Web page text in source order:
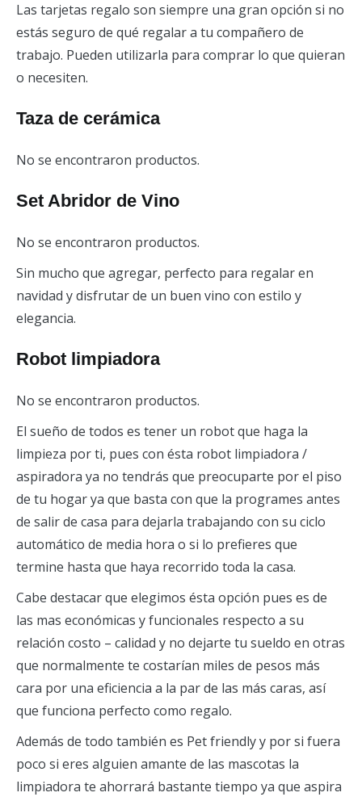
Las tarjetas regalo son siempre una gran opción si no
estás seguro de qué regalar a tu compañero de
trabajo. Pueden utilizarla para comprar lo que quieran
o necesiten.
Taza de cerámica
No se encontraron productos.
Set Abridor de Vino
No se encontraron productos.
Sin mucho que agregar, perfecto para regalar en
navidad y disfrutar de un buen vino con estilo y
elegancia.
Robot limpiadora
No se encontraron productos.
El sueño de todos es tener un robot que haga la
limpieza por ti, pues con ésta robot limpiadora /
aspiradora ya no tendrás que preocuparte por el piso
de tu hogar ya que basta con que la programes antes
de salir de casa para dejarla trabajando con su ciclo
automático de media hora o si lo prefieres que
termine hasta que haya recorrido toda la casa.
Cabe destacar que elegimos ésta opción pues es de
las mas económicas y funcionales respecto a su
relación costo – calidad y no dejarte tu sueldo en otras
que normalmente te costarían miles de pesos más
cara por una eficiencia a la par de las más caras, así
que funciona perfecto como regalo.
Además de todo también es Pet friendly y por si fuera
poco si eres alguien amante de las mascotas la
limpiadora te ahorrará bastante tiempo ya que aspira